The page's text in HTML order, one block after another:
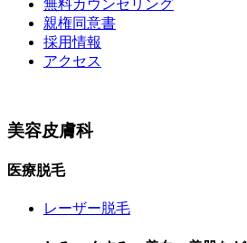
無料カウンセリング
親権同意書
採用情報
アクセス
美容皮膚科
医療脱毛
レーザー脱毛